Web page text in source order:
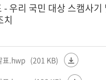
- 우리 국민 대상 스캠사
치
표.hwp (201 KB)